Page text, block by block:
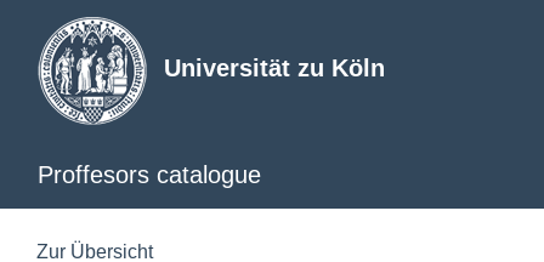
Universität zu Köln
Proffesors catalogue
Zur Übersicht